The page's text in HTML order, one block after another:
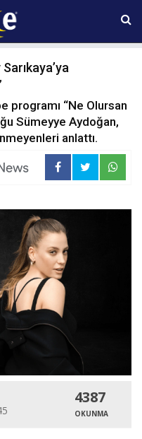
10:10
programı “Ne Olursan
Sümeyye Aydoğan,
anlattı.
4387
OKUNMA